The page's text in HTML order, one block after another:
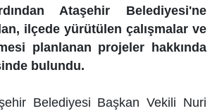
Ataşehir Belediyesi'ne
ilçede yürütülen çalışmalar ve
planlanan projeler hakkında
bulundu.
Belediyesi Başkan Vekili Nuri